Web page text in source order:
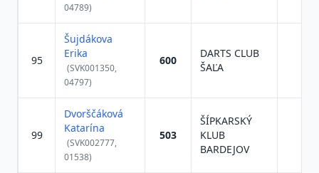
04789)
95
Šujdákova
Erika
(SVK001350,
04797)
600
DARTS CLUB
ŠAĽA
99
Dvorščáková
Katarína
(SVK002777,
01538)
503
ŠÍPKARSKÝ
KLUB
BARDEJOV